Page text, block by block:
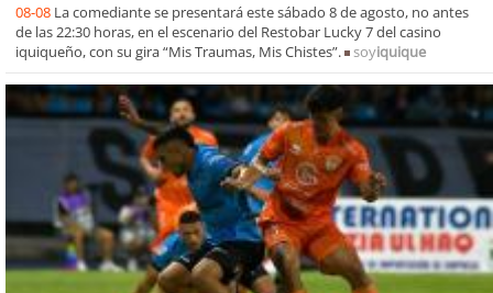
08-08 La comediante se presentará este sábado 8 de agosto, no antes
de las 22:30 horas, en el escenario del Restobar Lucky 7 del casino
iquiqueño, con su gira “Mis Traumas, Mis Chistes”.
soyiquique